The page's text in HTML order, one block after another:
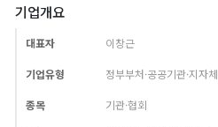
기업개요
대표자 이창근
기업유형 정부부처·공공기관·지자체
종목 기관·협회